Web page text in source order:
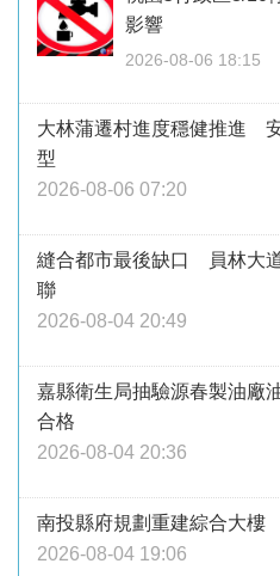
影響
2026-08-06 18:15
大林蒲遷村進度穩健推進
型
2026-08-06 07:20
縫合都市最後缺口 員林大
聯
2026-08-04 20:49
嘉縣衛生局抽驗源春製油
合格
2026-08-04 20:36
南投縣府規劃重建綜合大樓
2026-08-04 19:06